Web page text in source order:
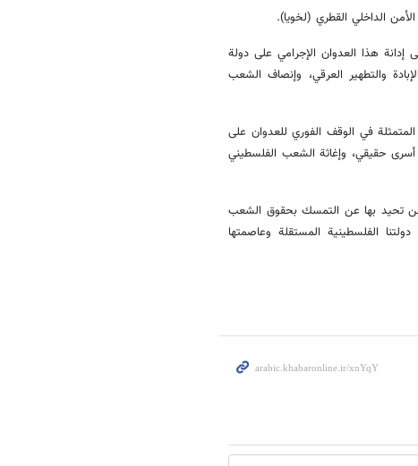
الداخلي القطري (لخويا).
إدانة هذا العدوان الإجرامي على دولة
والتطهير العرقي، وإنصاف الشعب
في الوقف الفوري للعدوان على
حقيقي، وإغاثة الشعب الفلسطيني
ولن تحيد بها عن التمسك بحقوق الشعب
الفلسطينية المستقلة وعاصمتها